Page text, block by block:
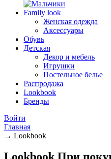
Family look
Женская одежда
Аксессуары
Обувь
Детская
Декор и мебель
Игрушки
Постельное белье
Распродажа
Lookbook
Бренды
Войти
Главная
→ Lookbook